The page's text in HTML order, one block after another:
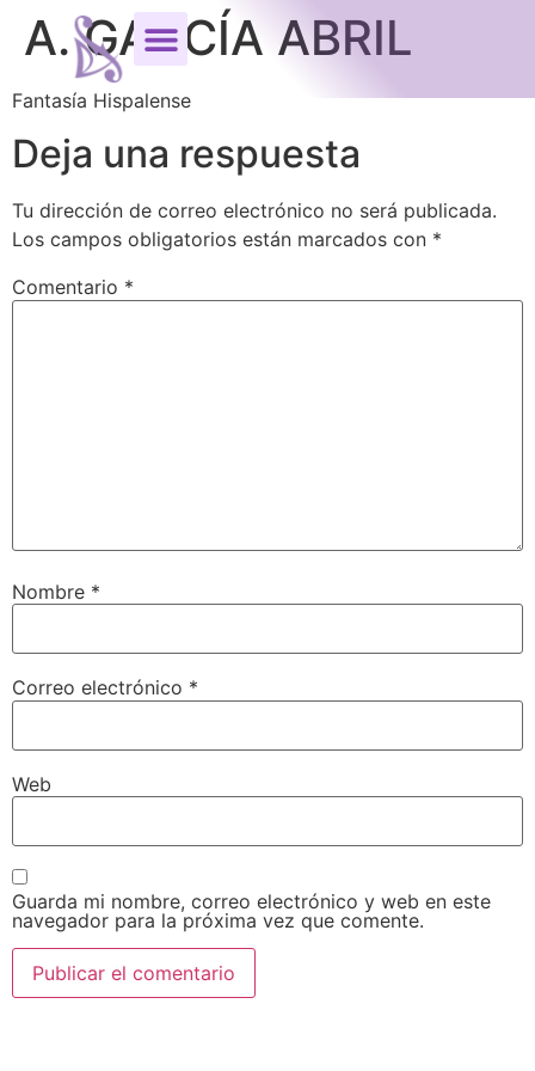
A. GARCÍA ABRIL
Fantasía Hispalense
Deja una respuesta
Tu dirección de correo electrónico no será publicada.
Los campos obligatorios están marcados con *
Comentario *
Nombre *
Correo electrónico *
Web
Guarda mi nombre, correo electrónico y web en este
navegador para la próxima vez que comente.